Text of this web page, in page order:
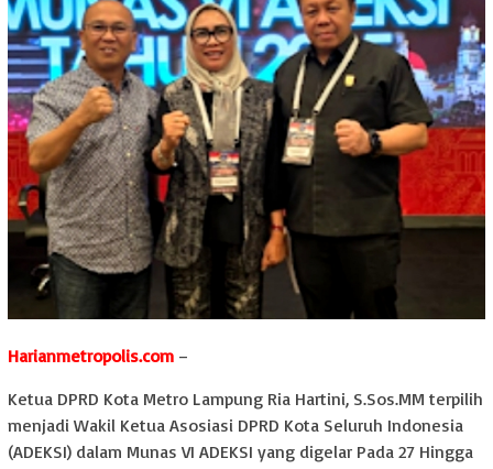
Harianmetropolis.com –
Ketua DPRD Kota Metro Lampung Ria Hartini, S.Sos.MM terpilih
menjadi Wakil Ketua Asosiasi DPRD Kota Seluruh Indonesia
(ADEKSI) dalam Munas VI ADEKSI yang digelar Pada 27 Hingga